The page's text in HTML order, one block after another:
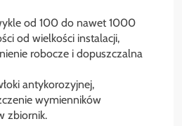
od 100 do nawet 1000
od wielkości instalacji,
robocze i dopuszczalna
antykorozyjnej,
wymienników
zbiornik.